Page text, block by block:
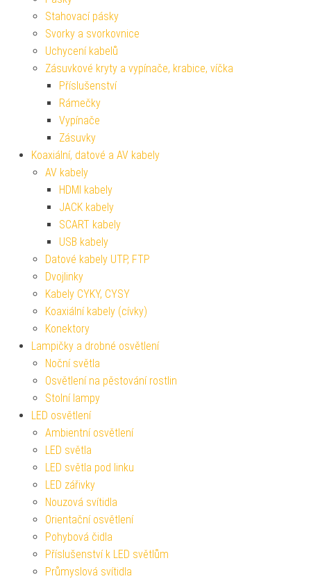
Stahovací pásky
Svorky a svorkovnice
Uchycení kabelů
Zásuvkové kryty a vypínače, krabice, víčka
Příslušenství
Rámečky
Vypínače
Zásuvky
Koaxiální, datové a AV kabely
AV kabely
HDMI kabely
JACK kabely
SCART kabely
USB kabely
Datové kabely UTP, FTP
Dvojlinky
Kabely CYKY, CYSY
Koaxiální kabely (cívky)
Konektory
Lampičky a drobné osvětlení
Noční světla
Osvětlení na pěstování rostlin
Stolní lampy
LED osvětlení
Ambientní osvětlení
LED světla
LED světla pod linku
LED zářivky
Nouzová svítidla
Orientační osvětlení
Pohybová čidla
Příslušenství k LED světlům
Průmyslová svítidla